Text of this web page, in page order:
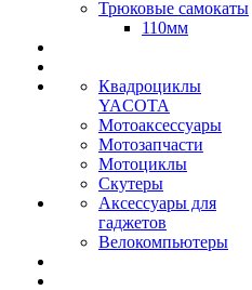
Трюковые самокаты
110мм
Квадроциклы
YACOTA
Мотоаксессуары
Мотозапчасти
Мотоциклы
Скутеры
Аксессуары для
гаджетов
Велокомпьютеры